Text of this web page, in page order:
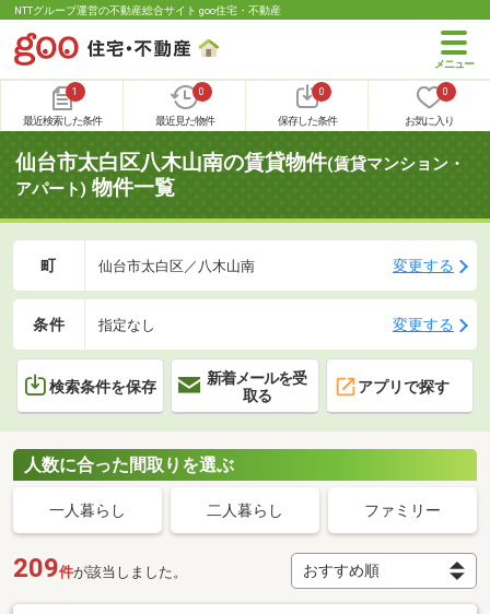
NTTグループ運営の不動産総合サイト goo住宅・不動産
1
最近検索した条件
0
最近見た物件
0
保存した条件
0
お気に入り
仙台市太白区八木山南の賃貸物件(賃貸マンション・
アパート) 物件一覧
町 仙台市太白区／八木山南 変更する
条件 指定なし 変更する
検索条件を保存
新着メールを受
取る
アプリで探す
人数に合った間取りを選ぶ
一人暮らし 二人暮らし ファミリー
209件が該当しました。